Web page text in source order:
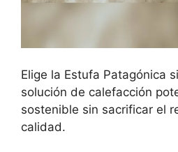
Elige la Estufa Patagónica
solución de calefacción
sostenible sin sacrificar el
calidad.